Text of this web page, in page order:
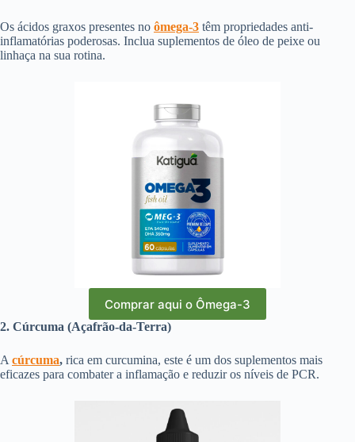
Os ácidos graxos presentes no ômega-3 têm propriedades anti-
inflamatórias poderosas. Inclua suplementos de óleo de peixe ou
linhaça na sua rotina.
Comprar aqui o Ômega-3
2. Cúrcuma (Açafrão-da-Terra)
A cúrcuma, rica em curcumina, este é um dos suplementos mais
eficazes para combater a inflamação e reduzir os níveis de PCR.